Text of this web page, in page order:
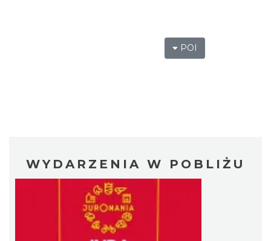
POI
WYDARZENIA W POBLIŻU